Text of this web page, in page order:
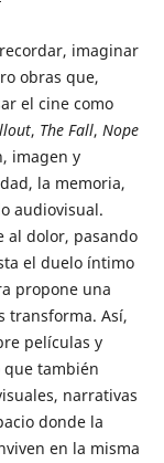
imaginar
obras que,
el cine como
, The Fall, Nope
imagen y
la memoria,
audiovisual.
al dolor, pasando
el duelo íntimo
propone una
transforma. Así,
películas y
que también
narrativas
donde la
en la misma